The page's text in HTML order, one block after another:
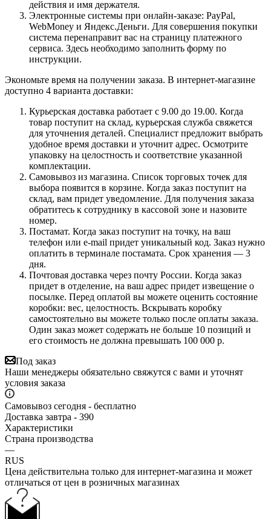
действия и имя держателя.
Электронные системы при онлайн-заказе: PayPal,
WebMoney и Яндекс.Деньги. Для совершения покупки
система перенаправит вас на страницу платежного
сервиса. Здесь необходимо заполнить форму по
инструкции.
Экономьте время на получении заказа. В интернет-магазине
доступно 4 варианта доставки:
Курьерская доставка работает с 9.00 до 19.00. Когда
товар поступит на склад, курьерская служба свяжется
для уточнения деталей. Специалист предложит выбрать
удобное время доставки и уточнит адрес. Осмотрите
упаковку на целостность и соответствие указанной
комплектации.
Самовывоз из магазина. Список торговых точек для
выбора появится в корзине. Когда заказ поступит на
склад, вам придет уведомление. Для получения заказа
обратитесь к сотруднику в кассовой зоне и назовите
номер.
Постамат. Когда заказ поступит на точку, на ваш
телефон или e-mail придет уникальный код. Заказ нужно
оплатить в терминале постамата. Срок хранения — 3
дня.
Почтовая доставка через почту России. Когда заказ
придет в отделение, на ваш адрес придет извещение о
посылке. Перед оплатой вы можете оценить состояние
коробки: вес, целостность. Вскрывать коробку
самостоятельно вы можете только после оплаты заказа.
Один заказ может содержать не больше 10 позиций и
его стоимость не должна превышать 100 000 р.
Под заказ
Наши менеджеры обязательно свяжутся с вами и уточнят
условия заказа
Самовывоз сегодня - бесплатно
Доставка завтра - 390
Характеристики
Страна производства
—
RUS
Цена действительна только для интернет-магазина и может
отличаться от цен в розничных магазинах